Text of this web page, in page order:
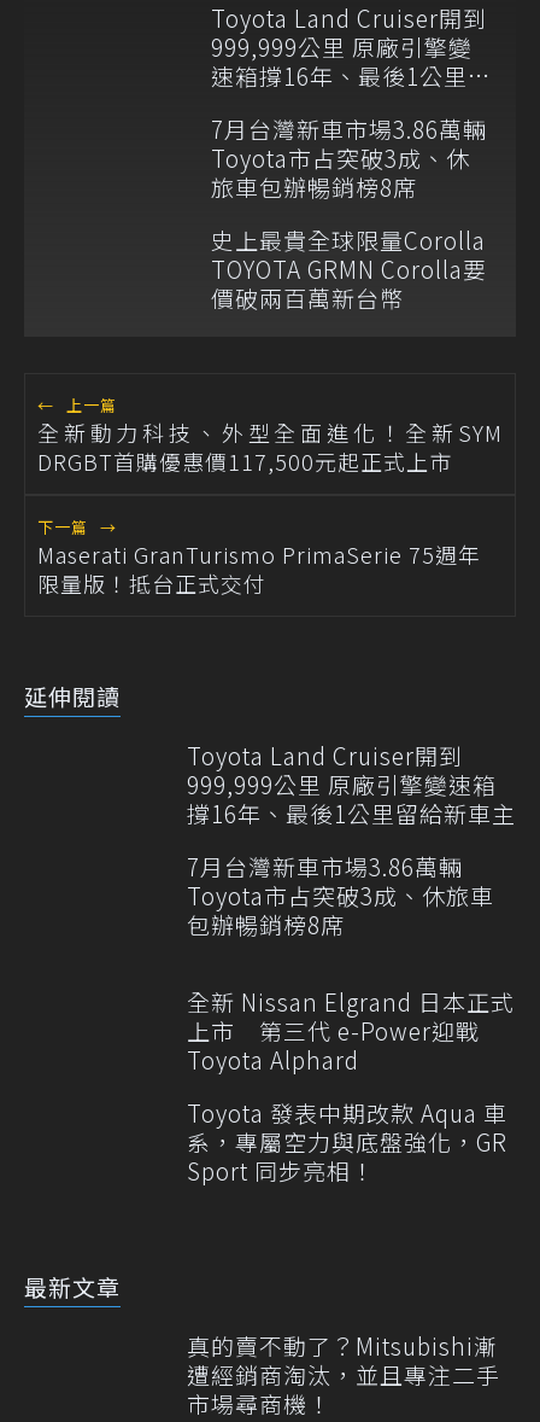
Toyota Land Cruiser開到
999,999公里 原廠引擎變
速箱撐16年、最後1公里留
7月台灣新車市場3.86萬輛
Toyota市占突破3成、休
旅車包辦暢銷榜8席
史上最貴全球限量Corolla
TOYOTA GRMN Corolla要
價破兩百萬新台幣
← 上一篇
全新動力科技、外型全面進化！全新SYM
DRGBT首購優惠價117,500元起正式上市
下一篇 →
Maserati GranTurismo PrimaSerie 75週年
限量版！抵台正式交付
延伸閱讀
Toyota Land Cruiser開到
999,999公里 原廠引擎變速箱
撐16年、最後1公里留給新車主
7月台灣新車市場3.86萬輛
Toyota市占突破3成、休旅車
包辦暢銷榜8席
全新 Nissan Elgrand 日本正式
上市 第三代 e-Power迎戰
Toyota Alphard
Toyota 發表中期改款 Aqua 車
系，專屬空力與底盤強化，GR
Sport 同步亮相！
最新文章
真的賣不動了？Mitsubishi漸
遭經銷商淘汰，並且專注二手
市場尋商機！